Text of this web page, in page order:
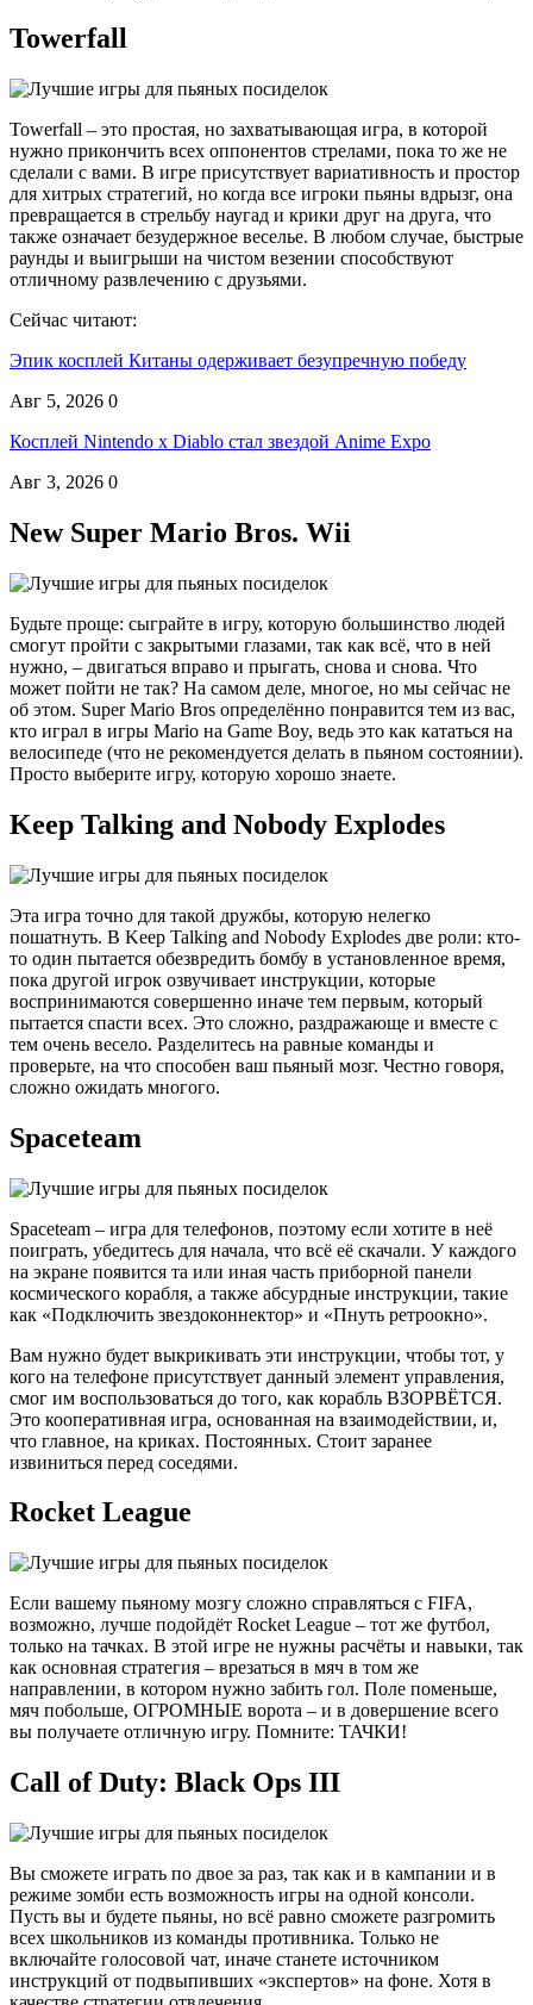
Towerfall
Towerfall – это простая, но захватывающая игра, в которой
нужно прикончить всех оппонентов стрелами, пока то же не
сделали с вами. В игре присутствует вариативность и простор
для хитрых стратегий, но когда все игроки пьяны вдрызг, она
превращается в стрельбу наугад и крики друг на друга, что
также означает безудержное веселье. В любом случае, быстрые
раунды и выигрыши на чистом везении способствуют
отличному развлечению с друзьями.
Сейчас читают:
Эпик косплей Китаны одерживает безупречную победу
Авг 5, 2026 0
Косплей Nintendo x Diablo стал звездой Anime Expo
Авг 3, 2026 0
New Super Mario Bros. Wii
Будьте проще: сыграйте в игру, которую большинство людей
смогут пройти с закрытыми глазами, так как всё, что в ней
нужно, – двигаться вправо и прыгать, снова и снова. Что
может пойти не так? На самом деле, многое, но мы сейчас не
об этом. Super Mario Bros определённо понравится тем из вас,
кто играл в игры Mario на Game Boy, ведь это как кататься на
велосипеде (что не рекомендуется делать в пьяном состоянии).
Просто выберите игру, которую хорошо знаете.
Keep Talking and Nobody Explodes
Эта игра точно для такой дружбы, которую нелегко
пошатнуть. В Keep Talking and Nobody Explodes две роли: кто-
то один пытается обезвредить бомбу в установленное время,
пока другой игрок озвучивает инструкции, которые
воспринимаются совершенно иначе тем первым, который
пытается спасти всех. Это сложно, раздражающе и вместе с
тем очень весело. Разделитесь на равные команды и
проверьте, на что способен ваш пьяный мозг. Честно говоря,
сложно ожидать многого.
Spaceteam
Spaceteam – игра для телефонов, поэтому если хотите в неё
поиграть, убедитесь для начала, что всё её скачали. У каждого
на экране появится та или иная часть приборной панели
космического корабля, а также абсурдные инструкции, такие
как «Подключить звездоконнектор» и «Пнуть ретроокно».
Вам нужно будет выкрикивать эти инструкции, чтобы тот, у
кого на телефоне присутствует данный элемент управления,
смог им воспользоваться до того, как корабль ВЗОРВЁТСЯ.
Это кооперативная игра, основанная на взаимодействии, и,
что главное, на криках. Постоянных. Стоит заранее
извиниться перед соседями.
Rocket League
Если вашему пьяному мозгу сложно справляться с FIFA,
возможно, лучше подойдёт Rocket League – тот же футбол,
только на тачках. В этой игре не нужны расчёты и навыки, так
как основная стратегия – врезаться в мяч в том же
направлении, в котором нужно забить гол. Поле поменьше,
мяч побольше, ОГРОМНЫЕ ворота – и в довершение всего
вы получаете отличную игру. Помните: ТАЧКИ!
Call of Duty: Black Ops III
Вы сможете играть по двое за раз, так как и в кампании и в
режиме зомби есть возможность игры на одной консоли.
Пусть вы и будете пьяны, но всё равно сможете разгромить
всех школьников из команды противника. Только не
включайте голосовой чат, иначе станете источником
инструкций от подвыпивших «экспертов» на фоне. Хотя в